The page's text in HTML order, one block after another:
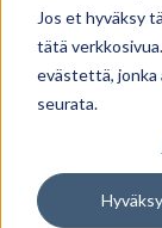
Jos et hyväksy
tätä
evästettä, jonka
seurata.
Hyväksy